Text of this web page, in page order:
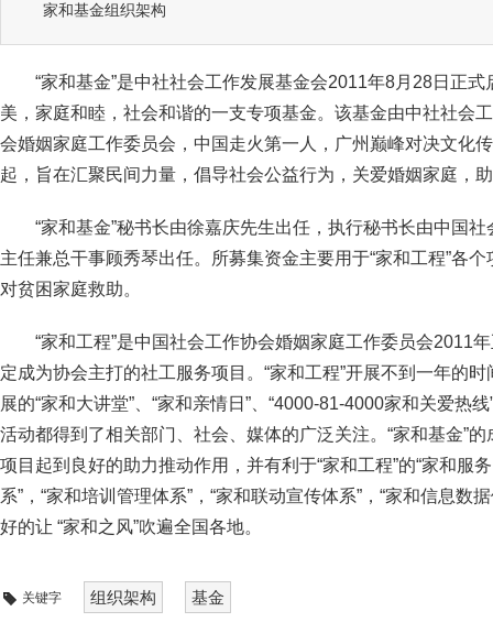
家和基金组织架构
“家和基金”是中社社会工作发展基金会2011年8月28日正
美，家庭和睦，社会和谐的一支专项基金。该基金由中社社会
会婚姻家庭工作委员会，中国走火第一人，广州巅峰对决文化
起，旨在汇聚民间力量，倡导社会公益行为，关爱婚姻家庭，助
“家和基金”秘书长由徐嘉庆先生出任，执行秘书长由中国
主任兼总干事顾秀琴出任。所募集资金主要用于“家和工程”各
对贫困家庭救助。
“家和工程”是中国社会工作协会婚姻家庭工作委员会2011
定成为协会主打的社工服务项目。“家和工程”开展不到一年的
展的“家和大讲堂”、“家和亲情日”、“4000-81-4000家和关爱热
活动都得到了相关部门、社会、媒体的广泛关注。“家和基金”的
项目起到良好的助力推动作用，并有利于“家和工程”的“家和服
系”，“家和培训管理体系”，“家和联动宣传体系”，“家和信息数
好的让 “家和之风”吹遍全国各地。
关键字 组织架构 基金